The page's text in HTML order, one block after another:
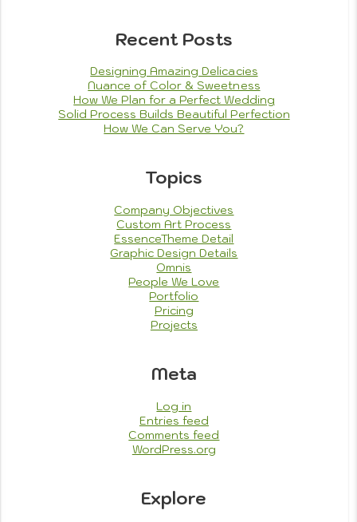
Terms of Service
Theme Features
Theme Setup Tutorials
Recent Posts
Designing Amazing Delicacies
Nuance of Color & Sweetness
How We Plan for a Perfect Wedding
Solid Process Builds Beautiful Perfection
How We Can Serve You?
Topics
Company Objectives
Custom Art Process
EssenceTheme Detail
Graphic Design Details
Omnis
People We Love
Portfolio
Pricing
Projects
Meta
Log in
Entries feed
Comments feed
WordPress.org
Explore